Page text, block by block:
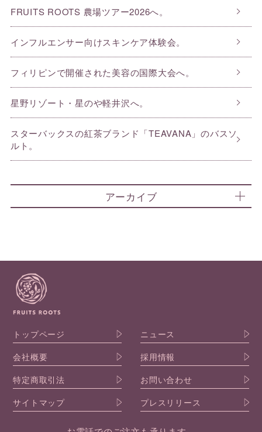
FRUITS ROOTS 農場ツアー2026へ。
インフルエンサー向けスキンケア体験会。
フィリピンで開催された美容の国際大会へ。
星野リゾート・星のや軽井沢へ。
スターバックスの紅茶ブランド「TEAVANA」のバスソ
ルト。
アーカイブ
トップページ
ニュース
会社概要
採用情報
特定商取引法
お問い合わせ
サイトマップ
プレスリリース